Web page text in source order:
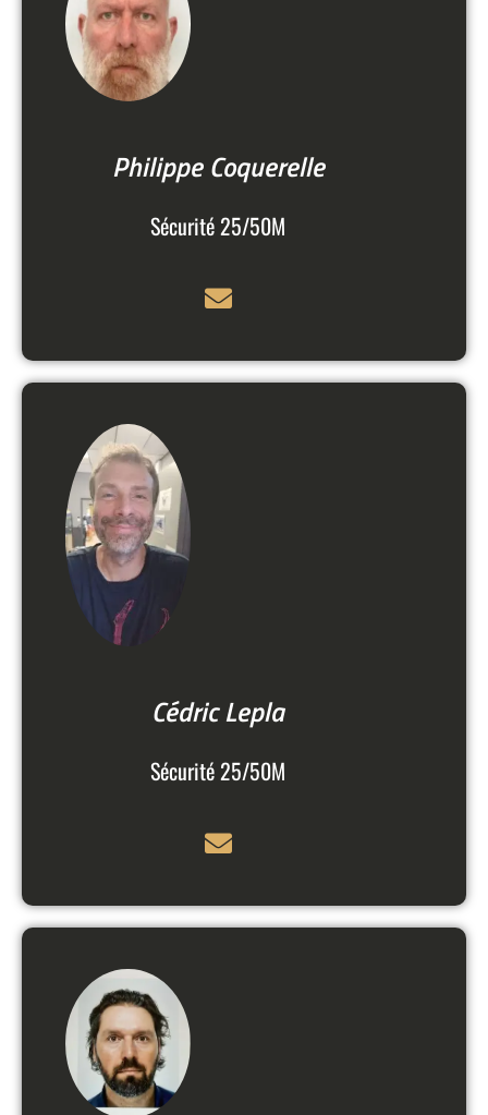
Philippe Coquerelle
Sécurité 25/50M
Cédric Lepla
Sécurité 25/50M